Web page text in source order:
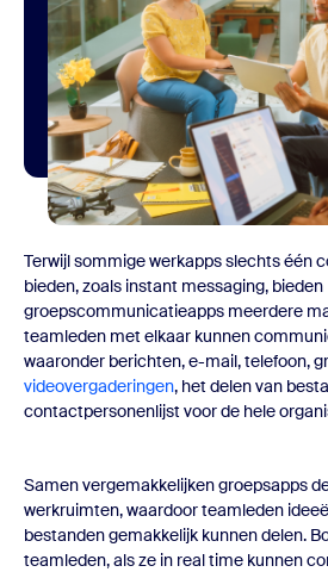
Terwijl sommige werkapps slechts één
bieden, zoals instant messaging, bieden
groepscommunicatieapps meerdere
teamleden met elkaar kunnen
waaronder berichten, e-mail, telefoon,
videovergaderingen, het delen van
contactpersonenlijst voor de hele
Samen vergemakkelijkengroepsapps
werkruimten, waardoor teamleden
bestanden gemakkelijk kunnen delen.
teamleden, als ze in real time kunnen